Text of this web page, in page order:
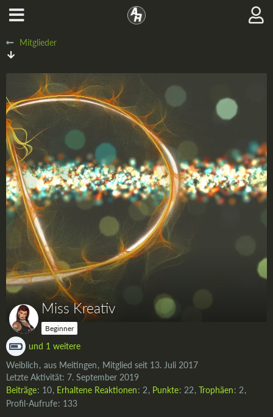
Mitglieder
Miss Kreativ
Beginner
und 1 weitere
Weiblich aus Meitingen
Mitglied seit 13. Juli 2017
Letzte Aktivität: 7. September 2019
Beiträge 10 Erhaltene Reaktionen 2 Punkte 22 Trophäen 2
Profil-Aufrufe 133